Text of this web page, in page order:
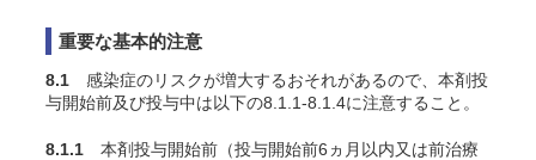
重要な基本的注意
8.1 感染症のリスクが増大するおそれがあるので、本剤投
与開始前及び投与中は以下の8.1.1-8.1.4に注意すること。
8.1.1 本剤投与開始前（投与開始前6ヵ月以内又は前治療